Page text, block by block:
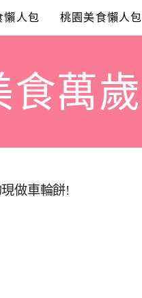
懶人包 桃園美食懶人包
食萬歲
做車輪餅!